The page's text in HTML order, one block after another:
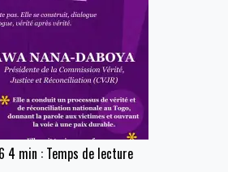
4 min : Temps de lecture